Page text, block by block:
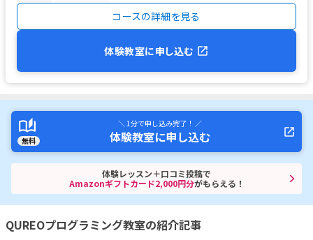
コースの詳細を見る
体験教室に申し込む
無料
＼ 1分で申し込み完了！ ／
体験教室に申し込む
体験レッスン＋口コミ投稿で
Amazonギフトカード2,000円分がもらえる！
QUREOプログラミング教室の紹介記事